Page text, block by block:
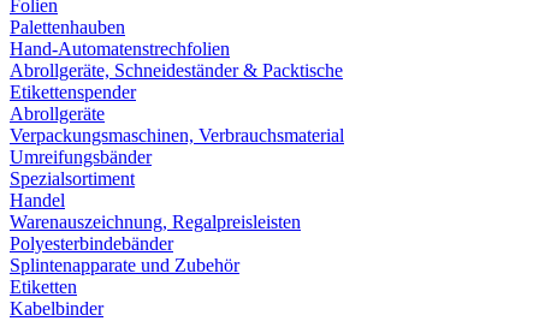
Folien
Palettenhauben
Hand-Automatenstrechfolien
Abrollgeräte, Schneideständer & Packtische
Etikettenspender
Abrollgeräte
Verpackungsmaschinen, Verbrauchsmaterial
Umreifungsbänder
Spezialsortiment
Handel
Warenauszeichnung, Regalpreisleisten
Polyesterbindebänder
Splintenapparate und Zubehör
Etiketten
Kabelbinder